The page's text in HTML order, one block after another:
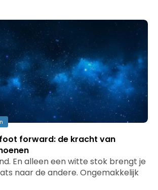
forward: de kracht van
En alleen een witte stok brengt je
naar de andere. Ongemakkelijk